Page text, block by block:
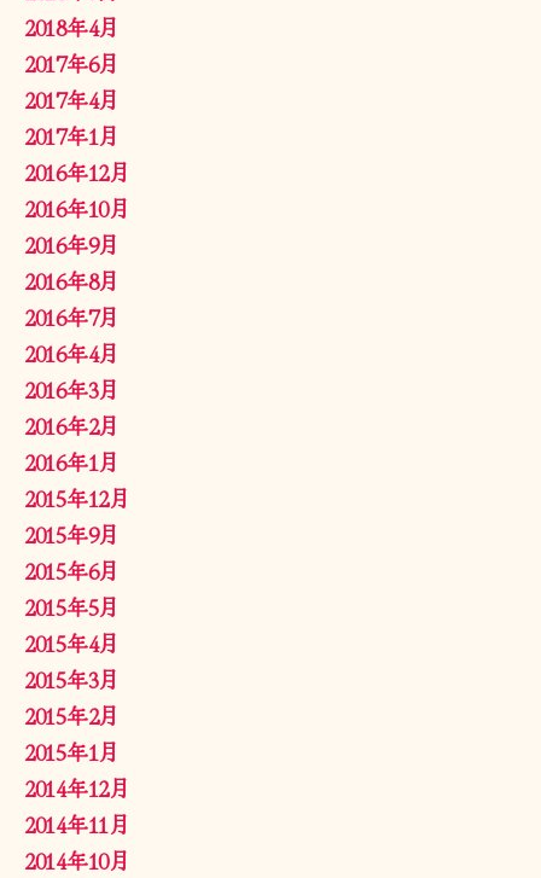
2018年4月
2017年6月
2017年4月
2017年1月
2016年12月
2016年10月
2016年9月
2016年8月
2016年7月
2016年4月
2016年3月
2016年2月
2016年1月
2015年12月
2015年9月
2015年6月
2015年5月
2015年4月
2015年3月
2015年2月
2015年1月
2014年12月
2014年11月
2014年10月